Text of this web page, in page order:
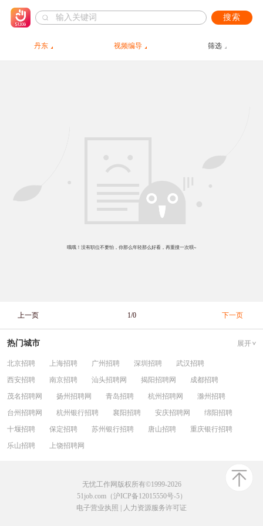
搜索
丹东 视频编导 筛选
哦哦！没有职位不要怕，你那么年轻那么好看，再重搜一次呗~
上一页 1/0 下一页
热门城市 展开
北京招聘 上海招聘 广州招聘 深圳招聘
武汉招聘
西安招聘
南京招聘 汕头招聘网 揭阳招聘网
成都招聘
茂名招聘网
扬州招聘网 青岛招聘 杭州招聘网
滁州招聘
台州招聘网
杭州银行招聘 襄阳招聘 安庆招聘网
绵阳招聘
十堰招聘
保定招聘 苏州银行招聘 唐山招聘
重庆银行招聘
乐山招聘
上饶招聘网
无忧工作网版权所有©1999-2026
51job.com（沪ICP备12015550号-5）
电子营业执照
人力资源服务许可证